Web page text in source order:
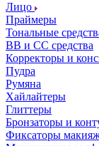
Лицо
Праймеры
Тональные
ВВ и СС средства
Корректоры и
Пудра
Румяна
Хайлайтеры
Глиттеры
Бронзаторы и
Фиксаторы